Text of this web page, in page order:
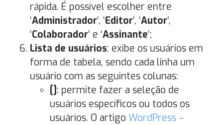
rápida. É possível escolher entre
‘Administrador’, ‘Editor’, ‘Autor’,
‘Colaborador’ e ‘Assinante’;
Lista de usuários: exibe os usuários em
forma de tabela, sendo cada linha um
usuário com as seguintes colunas:
[]: permite fazer a seleção de
usuários específicos ou todos os
usuários. O artigo WordPress –